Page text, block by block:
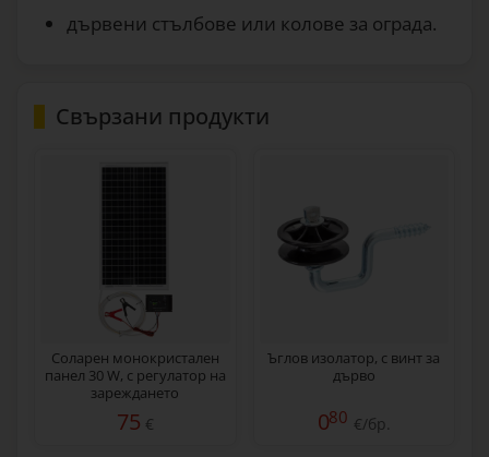
дървени стълбове или колове за ограда.
Свързани продукти
Соларен монокристален
панел 30 W, с регулатор на
зареждането
75 €
Ъглов изолатор, с винт за
дърво
080 €/бр.